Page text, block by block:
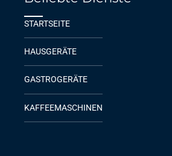
STARTSEITE
HAUSGERÄTE
GASTROGERÄTE
KAFFEEMASCHINEN